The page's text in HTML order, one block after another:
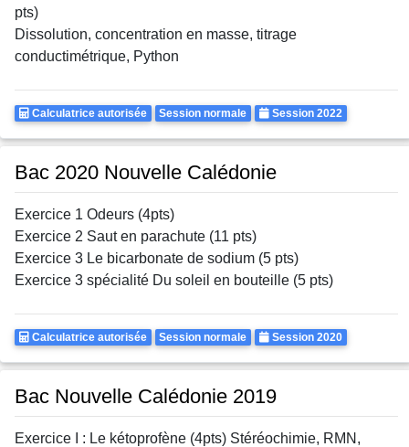
pts)
Dissolution, concentration en masse, titrage
conductimétrique, Python
Calculatrice
Calculatrice autorisée Rattrapages
Session normale Annee
Session 2022
Bac 2020 Nouvelle Calédonie
Exercice 1 Odeurs (4pts)
Exercice 2 Saut en parachute (11 pts)
Exercice 3 Le bicarbonate de sodium (5 pts)
Exercice 3 spécialité Du soleil en bouteille (5 pts)
Calculatrice
Calculatrice autorisée Rattrapages
Session normale Annee
Session 2020
Bac Nouvelle Calédonie 2019
Exercice I : Le kétoprofène (4pts) Stéréochimie, RMN,